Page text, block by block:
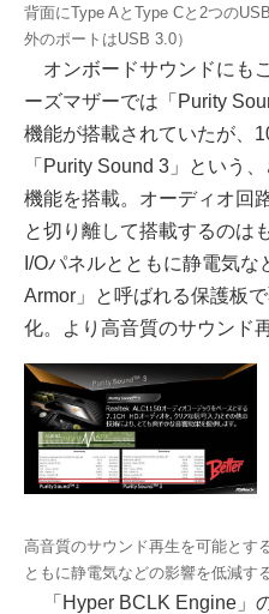
背面にType AとType Cと2つの
外のポートはUSB 3.0）
オンボードサウンドにも
ーズマザーでは「Purity
機能が搭載されていたが、
「Purity Sound 3」という
機能を搭載。オーディオ回
と切り離して搭載するのは
I/Oパネルとともに静電気
Armor」と呼ばれる保護板
化。より高音質のサウンド
高音質のサウンド再生を可能とす
ともに静電気などの影響を低減す
「Hyper BCLK Engine」